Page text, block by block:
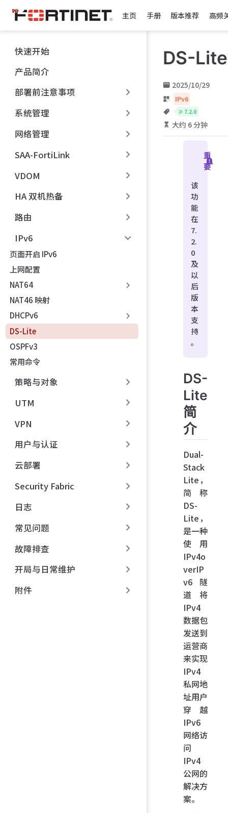
跳
至
主
內
容
主页 手册 版本推荐 高频
快速开始
产品简介
部署前注意事项
系统管理
网络管理
SAA-FortiLink
VDOM
HA 双机热备
路由
IPv6
页面开启 IPv6
上网配置
NAT64
NAT46 映射
DHCPv6
DS-Lite
OSPFv3
常用命令
策略与对象
UTM
VPN
用户与认证
云部署
Security Fabric
日志
常见问题
故障排查
开局与日常维护
附件
DS-Lite
2025/10/29
IPv6
≥ 7.2.0
大约 6 分钟
重
要
该
功
能
在
7.
2.
0
及
以
后
版
本
支
持
。
DS-
Lite
简
介
Dual-
Stack
Lite，
简称
DS-
Lite，
是一种
使用
IPv4o
verIP
v6 隧
道将
IPv4
数据包
发送到
运营商
来实现
IPv4
私网地
址用户
穿越
IPv6
网络访
问
IPv4
公网的
解决方
案。